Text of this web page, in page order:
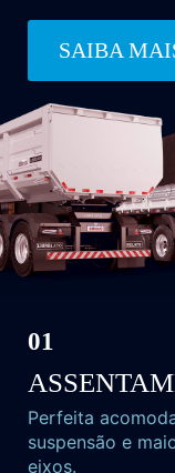
SAIBA
01
Perfeita
suspensão e
eixos.